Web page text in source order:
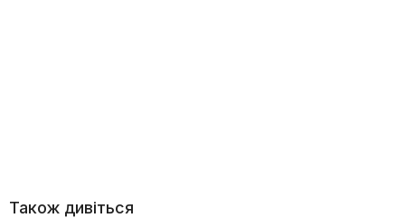
Також дивіться